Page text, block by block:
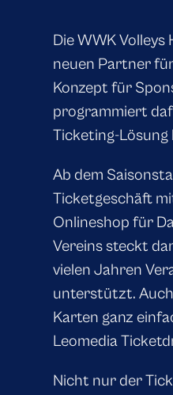
Die WWK
neuen Partner
Konzept für
programmiert
Ticketing-
Ab dem
Ticketgeschäft
Onlineshop für
Vereins steckt
vielen Jahren
unterstützt. Auch
Karten ganz
Leomedia
Nicht nur der